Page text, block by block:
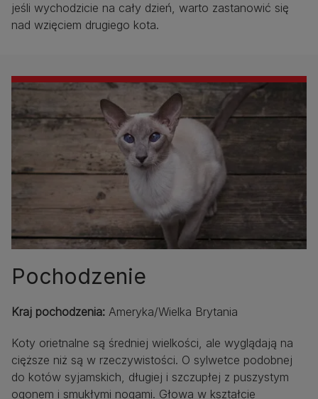
jeśli wychodzicie na cały dzień, warto zastanowić się
nad wzięciem drugiego kota.
Pochodzenie
Kraj pochodzenia: Ameryka/Wielka Brytania
Koty orietnalne są średniej wielkości, ale wyglądają na
cięższe niż są w rzeczywistości. O sylwetce podobnej
do kotów syjamskich, długiej i szczupłej z puszystym
ogonem i smukłymi nogami. Głowa w kształcie